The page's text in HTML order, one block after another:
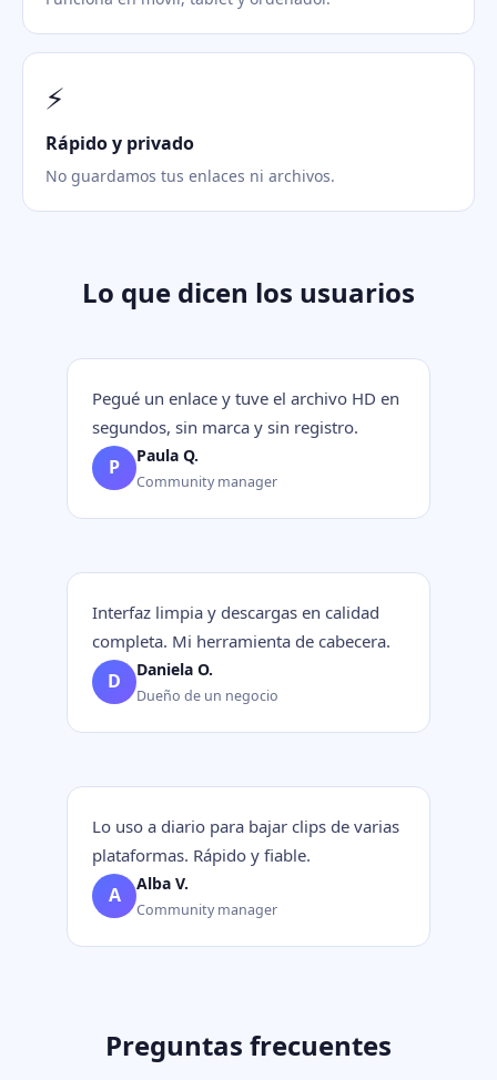
⚡
Rápido y privado
No guardamos tus enlaces ni archivos.
Lo que dicen los usuarios
Pegué un enlace y tuve el archivo HD en
segundos, sin marca y sin registro.
P Paula Q.
Community manager
Interfaz limpia y descargas en calidad
completa. Mi herramienta de cabecera.
D Daniela O.
Dueño de un negocio
Lo uso a diario para bajar clips de varias
plataformas. Rápido y fiable.
A Alba V.
Community manager
Preguntas frecuentes